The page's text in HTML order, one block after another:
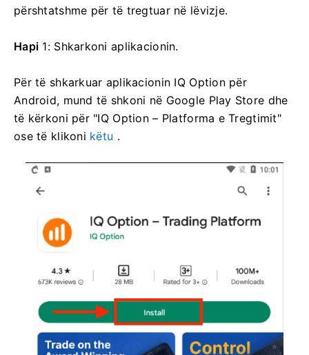
përshtatshme për të tregtuar në lëvizje.
Hapi 1: Shkarkoni aplikacionin.
Për të shkarkuar aplikacionin IQ Option për
Android, mund të shkoni në Google Play Store dhe
të kërkoni për "IQ Option – Platforma e Tregtimit"
ose të klikoni këtu .